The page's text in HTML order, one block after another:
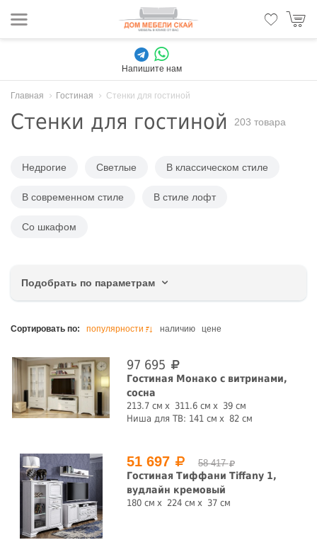
Напишите нам
Главная Гостиная Стенки для гостиной
Стенки для гостиной 203 товара
Недрогие Светлые В классическом стиле
В современном стиле В стиле лофт
Со шкафом
Подобрать по параметрам
Цена, руб.
Ширина, см
Высота, см
Сортировать по: популярности наличию цене
97 695
Гостиная Монако с витринами,
сосна
213.7 см 311.6 см
39 см
Ниша для ТВ: 141 см 82 см
51 697 58 417
Гостиная Тиффани Tiffany 1,
вудлайн кремовый
180 см 224 см 37 см